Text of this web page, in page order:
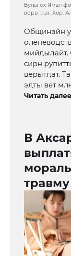
Вуӆы ёх Ямал
верытӆат. Хор:
Общинайн
мийӆыӆайт.
сирн
верытӆат.
эӆты вет
Читать
В